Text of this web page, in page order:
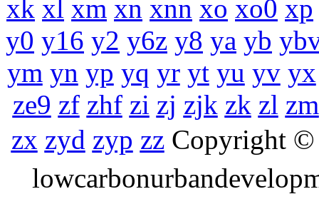
xk xl xm xn xnn xo xo0 xp
y0 y16 y2 y6z y8 ya yb
ym yn yp yq yr yt yu yv yx
ze9 zf zhf zi zj zjk zk zl zm
zx zyd zyp zzCopyright ©